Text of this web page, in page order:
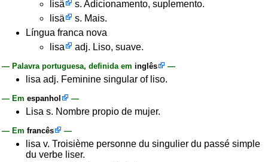
lisä
s. Adicionamento, suplemento.
lisä
s. Mais.
Língua franca nova
lisa
adj. Liso, suave.
— Palavra portuguesa, definida em inglês —
lisa adj. Feminine singular of liso.
— Em espanhol —
Lisa s. Nombre propio de mujer.
— Em francês —
lisa v. Troisième personne du singulier du passé simple
du verbe liser.